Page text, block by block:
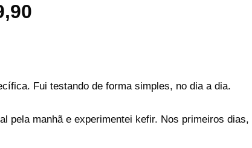
Fui testando de forma simples, no dia a dia.
pela manhã e experimentei kefir. Nos primeiros